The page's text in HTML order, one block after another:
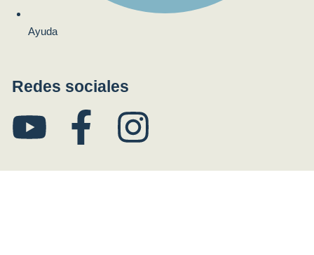
Ayuda
Redes sociales